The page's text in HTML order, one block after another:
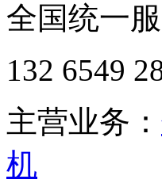
全国统一
132 6549
主营业务：
机